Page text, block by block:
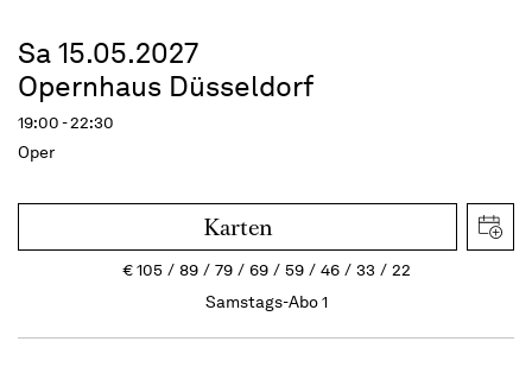
Sa 15.05.2027
Opernhaus Düsseldorf
19:00 - 22:30
Oper
Karten
€105 89 79 69 59 46 33
22
Samstags-Abo 1